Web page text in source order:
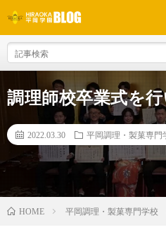
調理師校卒業式を
2022.03.30 平岡調理・製菓専門
HOME 平岡調理・製菓専門学校